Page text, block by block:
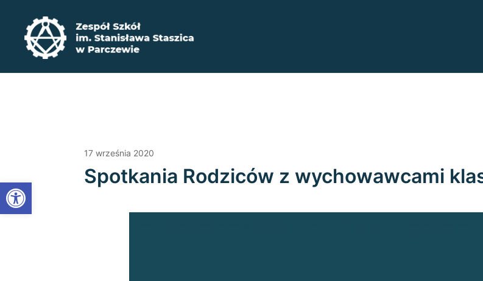
Open toolbar
treści
Zespół Szkół im. Stanisława Staszica w Parczewie
17 września 2020
Spotkania Rodziców z wychowawcami